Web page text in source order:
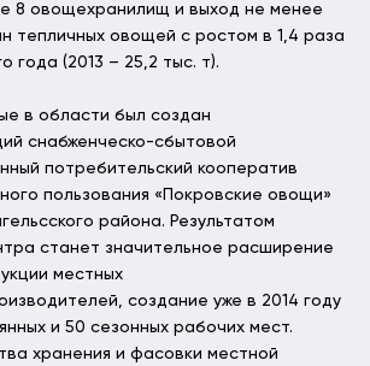
8 овощехранилищ и выход не менее
тепличных овощей с ростом в 1,4 раза
года (2013 – 25,2 тыс. т).
в области был создан
снабженческо-сбытовой
потребительский кооператив
пользования «Покровские овощи»
района. Результатом
станет значительное расширение
местных
создание уже в 2014 году
и 50 сезонных рабочих мест.
хранения и фасовки местной